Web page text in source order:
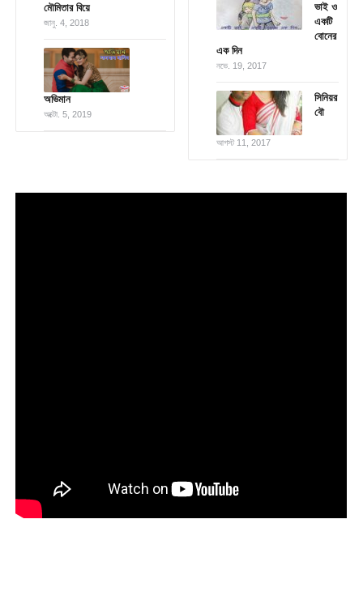
মৌমিতার বিয়ে
জানু. 4, 2018
অভিমান
অক্টো. 5, 2019
ভাই ও
একটি
বোনের
এক দিন
নভে. 19, 2017
সিনিয়র
বৌ
আগস্ট 11, 2017